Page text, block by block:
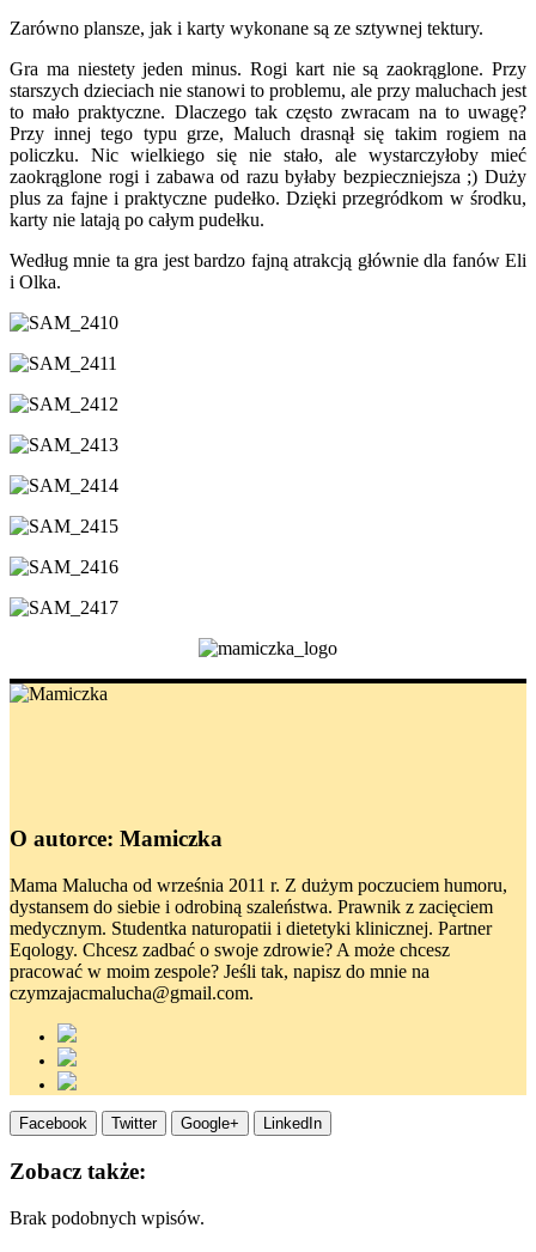
Zarówno plansze, jak i karty wykonane są ze sztywnej tektury.
Gra ma niestety jeden minus. Rogi kart nie są zaokrąglone. Przy
starszych dzieciach nie stanowi to problemu, ale przy maluchach jest
to mało praktyczne. Dlaczego tak często zwracam na to uwagę?
Przy innej tego typu grze, Maluch drasnął się takim rogiem na
policzku. Nic wielkiego się nie stało, ale wystarczyłoby mieć
zaokrąglone rogi i zabawa od razu byłaby bezpieczniejsza ;) Duży
plus za fajne i praktyczne pudełko. Dzięki przegródkom w środku,
karty nie latają po całym pudełku.
Według mnie ta gra jest bardzo fajną atrakcją głównie dla fanów Eli
i Olka.
O autorce: Mamiczka
Mama Malucha od września 2011 r. Z dużym poczuciem humoru,
dystansem do siebie i odrobiną szaleństwa. Prawnik z zacięciem
medycznym. Studentka naturopatii i dietetyki klinicznej. Partner
Eqology. Chcesz zadbać o swoje zdrowie? A może chcesz
pracować w moim zespole? Jeśli tak, napisz do mnie na
czymzajacmalucha@gmail.com.
Facebook Twitter Google+ LinkedIn
Zobacz także:
Brak podobnych wpisów.